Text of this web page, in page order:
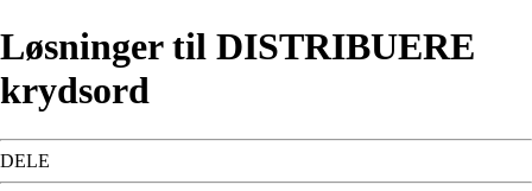
Løsninger til DISTRIBUERE
krydsord
DELE